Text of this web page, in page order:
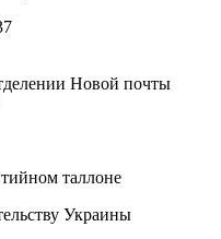
Новой почты
таллоне
Украины